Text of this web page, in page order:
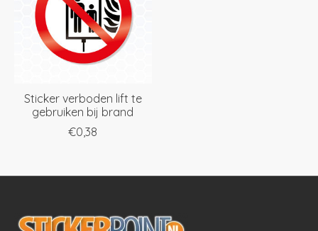
Sticker verboden lift te
gebruiken bij brand
€0,38